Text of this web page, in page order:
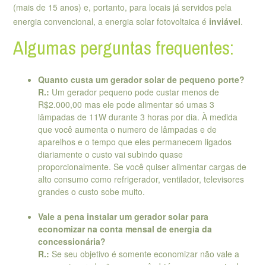
(mais de 15 anos) e, portanto, para locais já servidos pela
energia convencional, a energia solar fotovoltaica é inviável.
Algumas perguntas frequentes:
Quanto custa um gerador solar de pequeno porte?
R.: Um gerador pequeno pode custar menos de
R$2.000,00 mas ele pode alimentar só umas 3
lâmpadas de 11W durante 3 horas por dia. À medida
que você aumenta o numero de lâmpadas e de
aparelhos e o tempo que eles permanecem ligados
diariamente o custo vai subindo quase
proporcionalmente. Se você quiser alimentar cargas de
alto consumo como refrigerador, ventilador, televisores
grandes o custo sobe muito.
Vale a pena instalar um gerador solar para
economizar na conta mensal de energia da
concessionária?
R.: Se seu objetivo é somente economizar não vale a